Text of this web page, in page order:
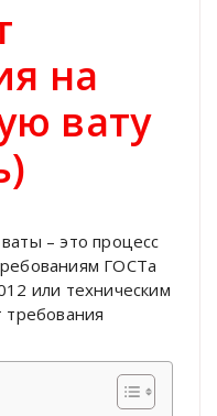
на
вату
– это процесс
ГОСТа
или техническим